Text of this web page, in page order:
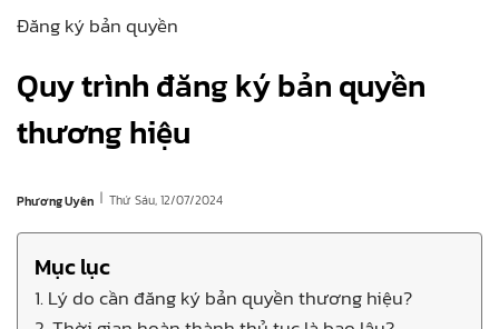
Đăng ký bản quyền
Quy trình đăng ký bản quyền
thương hiệu
Phương Uyên | Thứ Sáu, 12/07/2024
Mục lục
1. Lý do cần đăng ký bản quyền thương hiệu?